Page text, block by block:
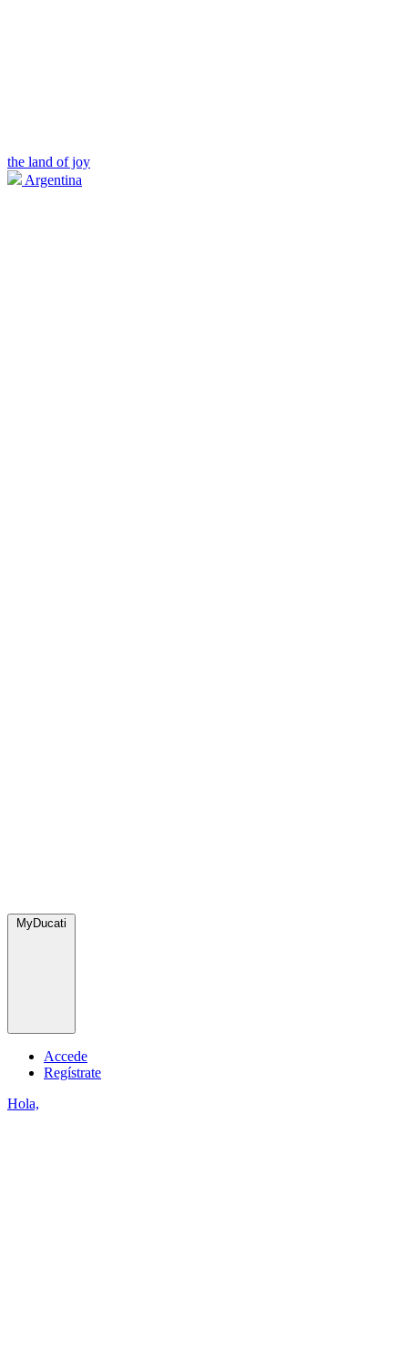
the land of joy
Argentina
MyDucati
Accede
Regístrate
Hola,